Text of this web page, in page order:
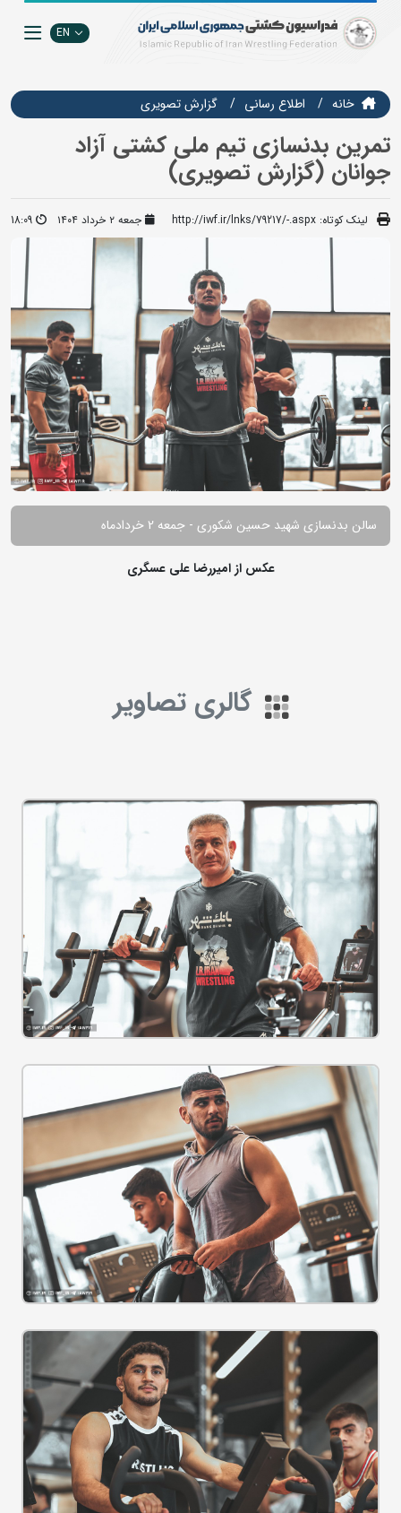
EN
خانه اطلاع رسانی گزارش تصويري
تمرین بدنسازی تیم ملی کشتی آزاد
جوانان (گزارش تصویری)
لینک کوتاه: http://iwf.ir/lnks/79217/-.aspx جمعه ۲ خرداد ۱۴۰۴ 18:09
سالن بدنسازی شهید حسین شکوری - جمعه 2 خردادماه
عکس از امیررضا علی عسگری
گالری تصاویر